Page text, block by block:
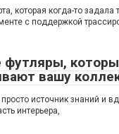
которая когда-то задала
с поддержкой
вашу
источник знаний и
интерьера,